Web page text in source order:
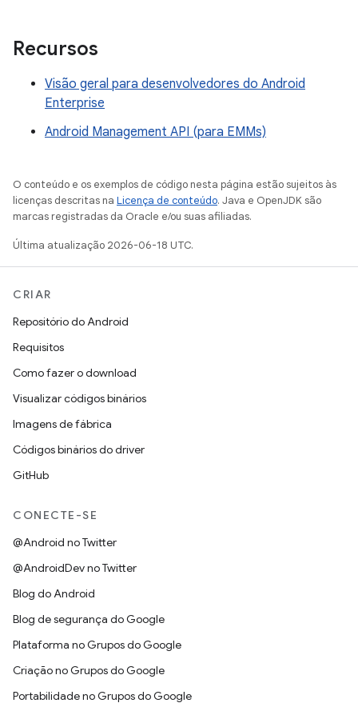
Recursos
Visão geral para desenvolvedores do Android
Enterprise
Android Management API (para EMMs)
O conteúdo e os exemplos de código nesta página estão sujeitos às
licenças descritas na Licença de conteúdo. Java e OpenJDK são
marcas registradas da Oracle e/ou suas afiliadas.
Última atualização 2026-06-18 UTC.
CRIAR
Repositório do Android
Requisitos
Como fazer o download
Visualizar códigos binários
Imagens de fábrica
Códigos binários do driver
GitHub
CONECTE-SE
@Android no Twitter
@AndroidDev no Twitter
Blog do Android
Blog de segurança do Google
Plataforma no Grupos do Google
Criação no Grupos do Google
Portabilidade no Grupos do Google